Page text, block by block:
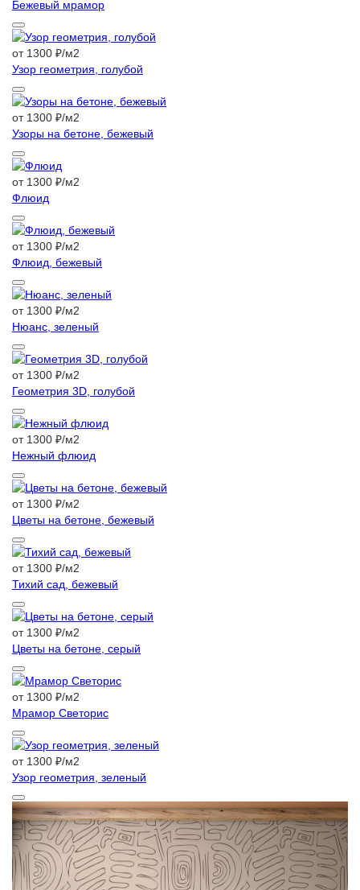
Бежевый мрамор
от 1300 ₽/м2
Узор геометрия, голубой
от 1300 ₽/м2
Узоры на бетоне, бежевый
от 1300 ₽/м2
Флюид
от 1300 ₽/м2
Флюид, бежевый
от 1300 ₽/м2
Нюанс, зеленый
от 1300 ₽/м2
Геометрия 3D, голубой
от 1300 ₽/м2
Нежный флюид
от 1300 ₽/м2
Цветы на бетоне, бежевый
от 1300 ₽/м2
Тихий сад, бежевый
от 1300 ₽/м2
Цветы на бетоне, серый
от 1300 ₽/м2
Мрамор Светорис
от 1300 ₽/м2
Узор геометрия, зеленый